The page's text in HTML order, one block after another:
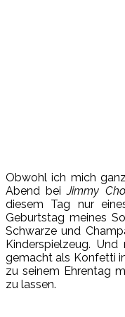
Obwohl ich mich
Abend beiJimmy
diesem Tag nur
Geburtstag meines
Schwarze und
Kinderspielzeug.
gemacht als Konfetti
zu seinem Ehrentag
zu lassen.